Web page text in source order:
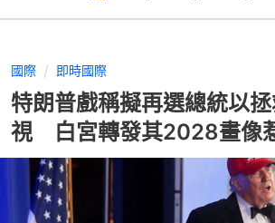
國際 即時國際
特朗普戲稱擬再選總統以
視 白宮轉發其2028畫像